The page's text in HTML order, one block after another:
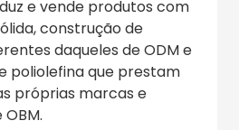
e vende produtos com
construção de
daqueles de ODM e
poliolefina que prestam
próprias marcas e